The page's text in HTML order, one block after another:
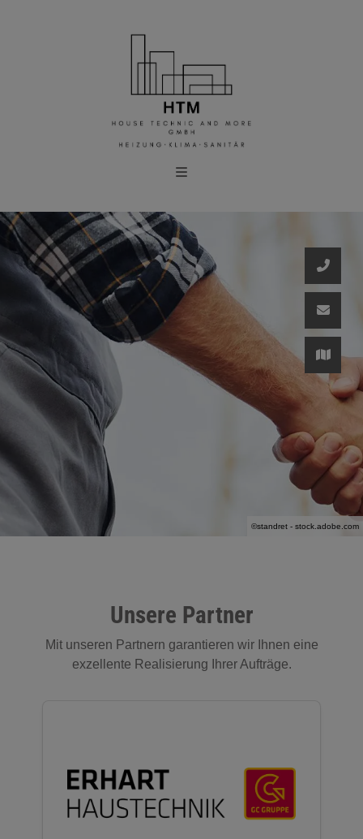
©standret - stock.adobe.com
Unsere Partner
Mit unseren Partnern garantieren wir Ihnen eine
exzellente Realisierung Ihrer Aufträge.
schließen
schließen
schließen